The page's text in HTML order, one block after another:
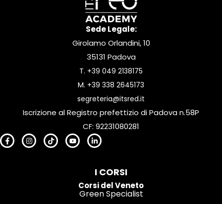
Sede Legale:
Girolamo Orlandini, 10
35131 Padova
T. +39 049 2138175
M. +39 338 2645173
segreteria@itsred.it
Iscrizione al Registro prefettizio di Padova n.58P
CF: 92231080281
I CORSI
Corsi del Veneto
Green Specialist